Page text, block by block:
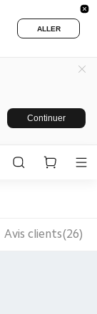
ALLER
Continuer
Avis clients(26)